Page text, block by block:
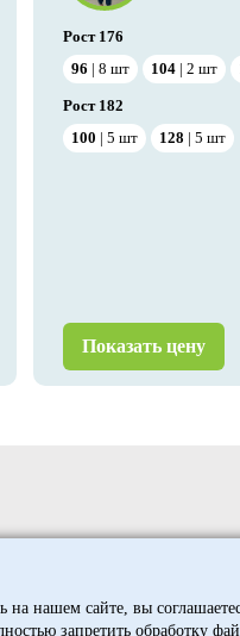
124
2
шт
128
3
шт
Рост176
96
8 шт 104 2 шт
Рост182
100
5 шт 128 5 шт
Показать цену
оптовым клиентам
на нашем сайте, вы
запретить обработку